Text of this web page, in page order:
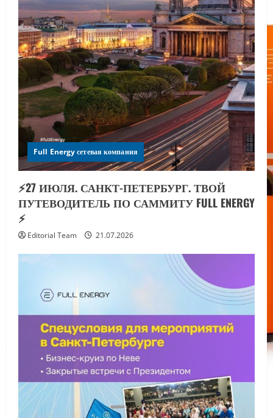
Full Energy сетевая компания
⚡️27 ИЮЛЯ. САНКТ-ПЕТЕРБУРГ. ТВОЙ
ПУТЕВОДИТЕЛЬ ПО САММИТУ FULL ENERGY
⚡️
Editorial Team 21.07.2026